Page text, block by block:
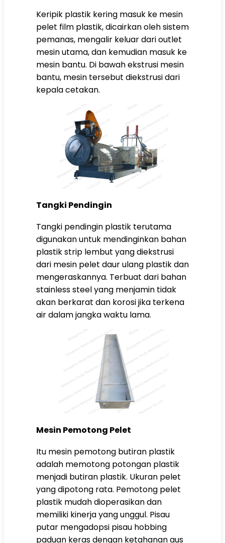
Keripik plastik kering masuk ke mesin
pelet film plastik, dicairkan oleh sistem
pemanas, mengalir keluar dari outlet
mesin utama, dan kemudian masuk ke
mesin bantu. Di bawah ekstrusi mesin
bantu, mesin tersebut diekstrusi dari
kepala cetakan.
Tangki Pendingin
Tangki pendingin plastik terutama
digunakan untuk mendinginkan bahan
plastik strip lembut yang diekstrusi
dari mesin pelet daur ulang plastik dan
mengeraskannya. Terbuat dari bahan
stainless steel yang menjamin tidak
akan berkarat dan korosi jika terkena
air dalam jangka waktu lama.
Mesin Pemotong Pelet
Itu mesin pemotong butiran plastik
adalah memotong potongan plastik
menjadi butiran plastik. Ukuran pelet
yang dipotong rata. Pemotong pelet
plastik mudah dioperasikan dan
memiliki kinerja yang unggul. Pisau
putar mengadopsi pisau hobbing
paduan keras dengan ketahanan aus